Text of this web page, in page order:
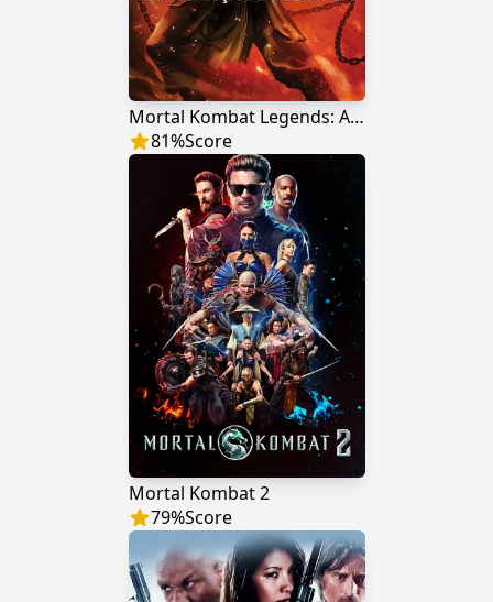
Mortal Kombat Legends: A Vingança de Scorpion
81%Score
Mortal Kombat 2
79%Score